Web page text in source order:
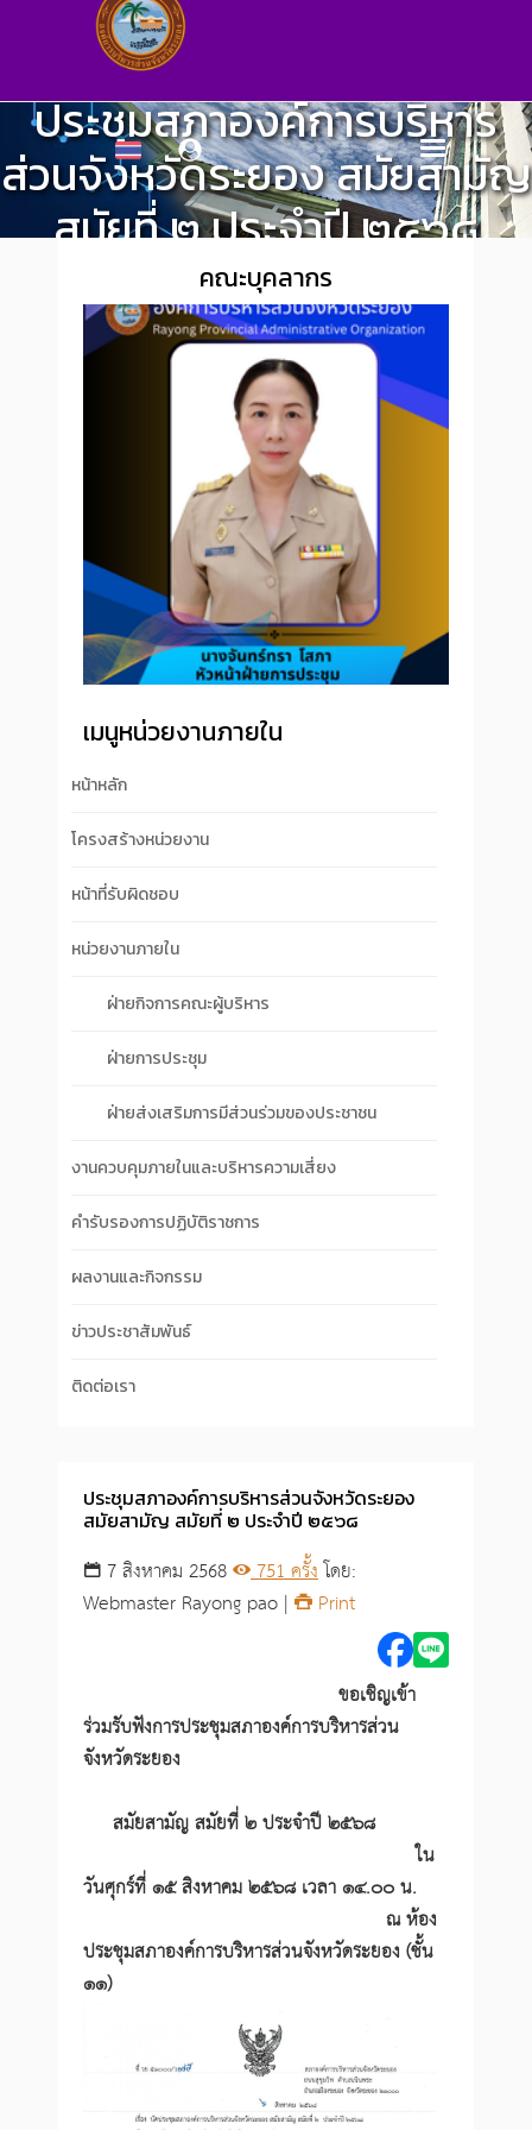
ประชุมสภาองค์การบริหาร
ส่วนจังหวัดระยอง สมัยสามัญ
สมัยที่ ๒ ประจำปี ๒๕๖๘
สำนักงานเลขานุการองค์การบริหารส่วนจังหวัด
ประชาสัมพันธ์
คณะบุคลากร
เมนูหน่วยงานภายใน
หน้าหลัก
โครงสร้างหน่วยงาน
หน้าที่รับผิดชอบ
หน่วยงานภายใน
ฝ่ายกิจการคณะผู้บริหาร
ฝ่ายการประชุม
ฝ่ายส่งเสริมการมีส่วนร่วมของประชาชน
งานควบคุมภายในและบริหารความเสี่ยง
คำรับรองการปฏิบัติราชการ
ผลงานและกิจกรรม
ข่าวประชาสัมพันธ์
ติดต่อเรา
ประชุมสภาองค์การบริหารส่วนจังหวัดระยอง
สมัยสามัญ สมัยที่ ๒ ประจำปี ๒๕๖๘
7 สิงหาคม 2568 751 ครั้งโดย:
Webmaster Rayong pao |
Print
ขอเชิญเข้า
ร่วมรับฟังการประชุมสภาองค์การบริหารส่วน
จังหวัดระยอง
สมัยสามัญ สมัยที่ ๒ ประจำปี ๒๕๖๘
ใน
วันศุกร์ที่ ๑๕ สิงหาคม ๒๕๖๘ เวลา ๑๔.๐๐ น.
ณ ห้อง
ประชุมสภาองค์การบริหารส่วนจังหวัดระยอง (ชั้น
๑๑)